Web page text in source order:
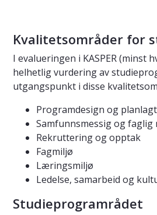
Kvalitetsområder for
I evalueringen i KASPER (minst
helhetlig vurdering av
utgangspunkt i disse
Programdesign og
Samfunnsmessig og faglig
Rekruttering og opptak
Fagmiljø
Læringsmiljø
Ledelse, samarbeid og
Studieprogramrådet